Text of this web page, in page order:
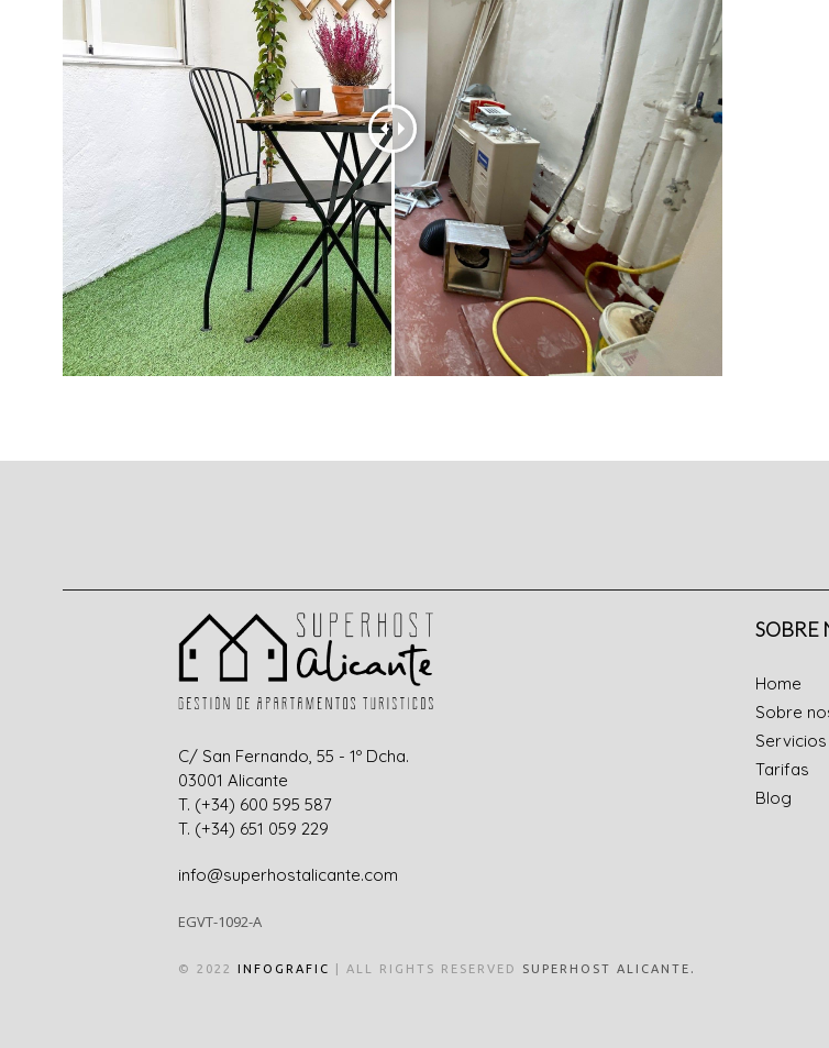
C/ San Fernando, 55 - 1º Dcha.
03001 Alicante
T. (+34) 600 595 587
T. (+34) 651 059 229
info@superhostalicante.com
EGVT-1092-A
SOBRE
Home
Sobre
Servicios
Tarifas
Blog
© 2022 INFOGRAFIC | ALL RIGHTS RESERVED SUPERHOST ALICANTE .